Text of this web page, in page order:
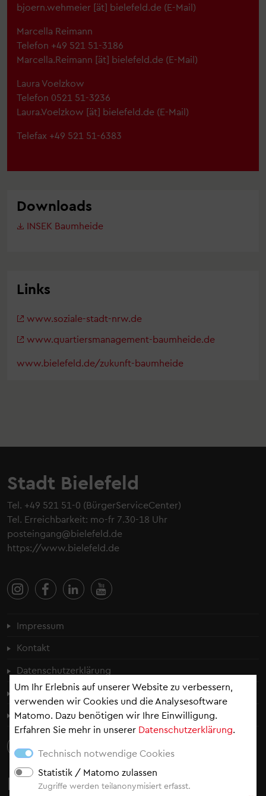
Um Ihr Erlebnis auf unserer Website zu verbessern,
verwenden wir Cookies und die Analysesoftware
Matomo. Dazu benötigen wir Ihre Einwilligung.
Erfahren Sie mehr in unserer Datenschutzerklärung.
Technisch notwendige Cookies
Statistik / Matomo zulassen
Zugriffe werden teilanonymisiert erfasst.
bjoern.wehmeier [ät] bielefeld.de (E-Mail)
Marcella Reimann
Telefon +49 521 51-3186
Marcella.Reimann [ät] bielefeld.de (E-Mail)
Laura Voelzkow
Telefon 0521 51-3236
Laura.Voelzkow [ät] bielefeld.de (E-Mail)
Telefax +49 521 51-6383
Downloads
INSEK Baumheide
Links
www.soziale-stadt-nrw.de
www.quartiersmanagement-baumheide.de
www.bielefeld.de/zukunft-baumheide
Stadt Bielefeld
Tel. +49 521 51-0 (BürgerServiceCenter)
Tel. Erreichbarkeit: mo-fr 7.30-18 Uhr
posteingang@bielefeld.de
https://www.bielefeld.de
Fußzeilenmenü
Impressum
Kontakt
Datenschutzerklärung
Cookie-Einstellungen
Erklärung zur Barrierefreiheit
Newsletter